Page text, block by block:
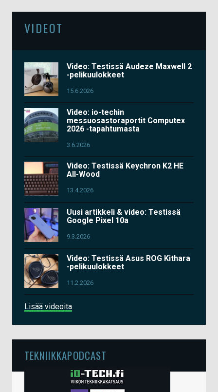
VIDEOT
Video: Testissä Audeze Maxwell 2
-pelikuulokkeet
15.6.2026
Video: io-techin
messuosastoraportit Computex
2026 -tapahtumasta
3.6.2026
Video: Testissä Keychron K2 HE
All-Wood
13.4.2026
Uusi artikkeli & video: Testissä
Google Pixel 10a
9.3.2026
Video: Testissä Asus ROG Kithara
-pelikuulokkeet
11.2.2026
Lisää videoita
TEKNIIKKAPODCAST